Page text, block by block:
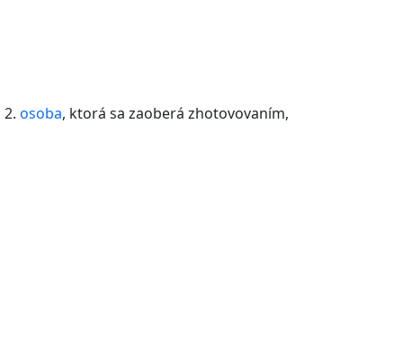
osoba, ktorá sa zaoberá zhotovovaním,